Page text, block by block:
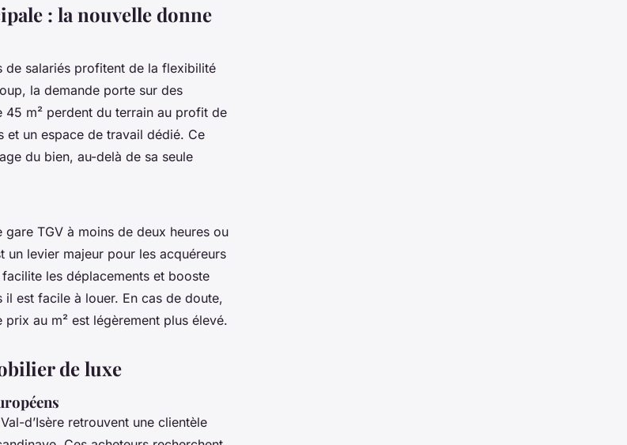
: la nouvelle donne
de salariés profitent de la flexibilité
la demande porte sur des
45 m² perdent du terrain au profit de
et un espace de travail dédié. Ce
du bien, au-delà de sa seule
TGV à moins de deux heures ou
un levier majeur pour les acquéreurs
les déplacements et booste
est facile à louer. En cas de doute,
au m² est légèrement plus élevé.
de luxe
d’Isère retrouvent une clientèle